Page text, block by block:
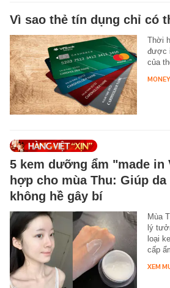
Vì sao thẻ tín dụng chỉ có
Thời
được
của
5 kem dưỡng ẩm "made in
hợp cho mùa Thu: Giúp da
không hề gây bí
Mùa
lý
loại
cấp
XEM